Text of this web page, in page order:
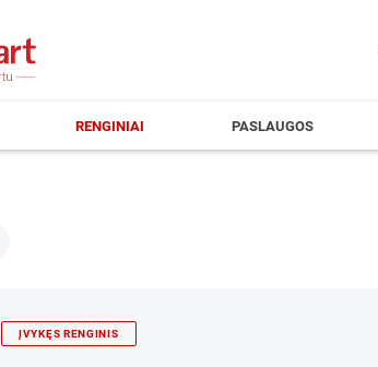
RENGINIAI PASLAUGOS
ĮVYKĘS RENGINIS